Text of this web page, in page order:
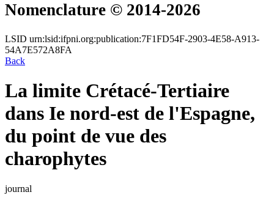
Nomenclature © 2014-2026
LSID urn:lsid:ifpni.org:publication:7F1FD54F-2903-4E58-A913-
54A7E572A8FA
Back
La limite Crétacé-Tertiaire
dans Ie nord-est de l'Espagne,
du point de vue des
charophytes
journal